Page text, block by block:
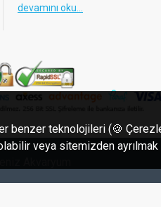
devamını oku...
teknolojileri (🍪
veya sitemizden ayrılmak